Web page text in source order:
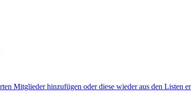
Mitglieder hinzufügen oder diese wieder aus den Listen